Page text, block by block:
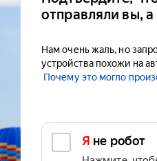
отправляли вы,
Нам очень жаль, но
устройства похожи на
Почему это могло
Я не робот